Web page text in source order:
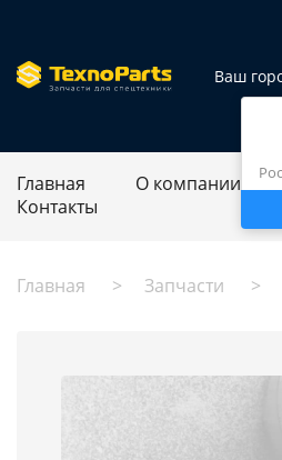
Ваш
Главная О компании
Контакты
Главная Запчасти